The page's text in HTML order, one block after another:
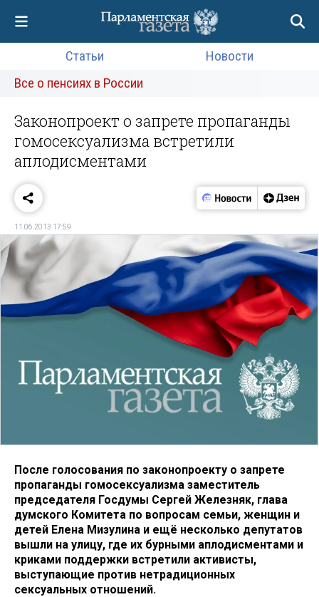
Статьи
Новости
Все о пенсиях в России
Законопроект о запрете пропаганды
гомосексуализма встретили
аплодисментами
11.06.2013 17:59
После голосования по законопроекту о запрете
пропаганды гомосексуализма заместитель
председателя Госдумы Сергей Железняк, глава
думского Комитета по вопросам семьи, женщин и
детей Елена Мизулина и ещё несколько депутатов
вышли на улицу, где их бурными аплодисментами и
криками поддержки встретили активисты,
выступающие против нетрадиционных
сексуальных отношений.